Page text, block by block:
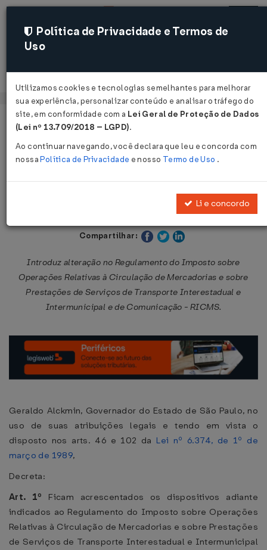
Acessar
Página Inicial Legislações
Decreto nº 57.609 de 12/12/2011
Publicado no DOE - SP em 13 dez 2011
Compartilhar:
Introduz alteração no Regulamento do Imposto sobre
Operações Relativas à Circulação de Mercadorias e sobre
Prestações de Serviços de Transporte Interestadual e
Intermunicipal e de Comunicação - RICMS.
Geraldo Alckmin, Governador do Estado de São Paulo, no
uso de suas atribuições legais e tendo em vista o
disposto nos arts. 46 e 102 da Lei nº 6.374, de 1º de
março de 1989,
Decreta:
Art. 1º Ficam acrescentados os dispositivos adiante
indicados ao Regulamento do Imposto sobre Operações
Relativas à Circulação de Mercadorias e sobre Prestações
de Serviços de Transporte Interestadual e Intermunicipal
Política de Privacidade e Termos de
Uso
Utilizamos cookies e tecnologias semelhantes para melhorar
sua experiência, personalizar conteúdo e analisar o tráfego do
site, em conformidade com a Lei Geral de Proteção de Dados
(Lei nº 13.709/2018 – LGPD).
Ao continuar navegando, você declara que leu e concorda com
nossaPolítica de Privacidade e nosso Termo de Uso .
Li e concordo